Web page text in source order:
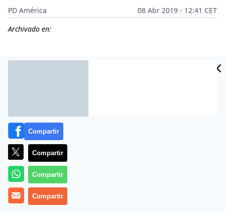
PD América
08 Abr 2019 - 12:41 CET
Archivado en:
Colombiada nuevos pasos en su lucha contra el
narcotráfico. Las autoridades colombianas ocuparon
Compartir
Compartir
Compartir
Compartir